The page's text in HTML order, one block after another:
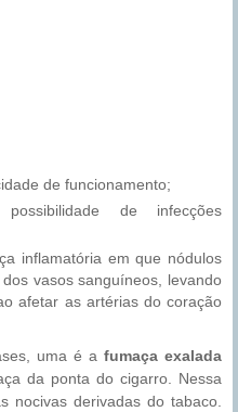
de funcionamento;
de infecções
inflamatória em que nódulos
vasos sanguíneos, levando
afetar as artérias do coração
uma é afumaça exalada
da ponta do cigarro. Nessa
nocivas derivadas do tabaco.